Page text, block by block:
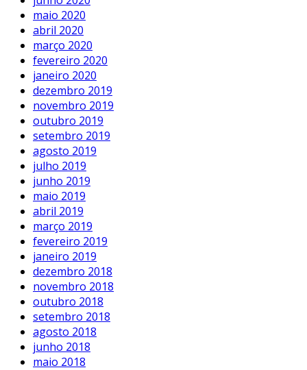
maio 2020
abril 2020
março 2020
fevereiro 2020
janeiro 2020
dezembro 2019
novembro 2019
outubro 2019
setembro 2019
agosto 2019
julho 2019
junho 2019
maio 2019
abril 2019
março 2019
fevereiro 2019
janeiro 2019
dezembro 2018
novembro 2018
outubro 2018
setembro 2018
agosto 2018
junho 2018
maio 2018